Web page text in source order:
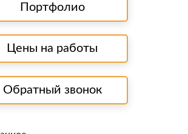
Портфолио
Цены на работы
Обратный звонок